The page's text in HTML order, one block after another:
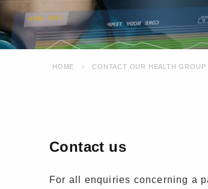
HOME CONTACT OUR HEALTH GROUP
Contact us
For all enquiries concerning a